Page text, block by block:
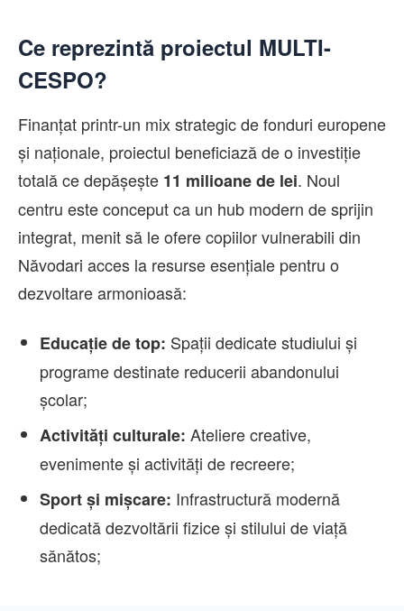
Ce reprezintă proiectul MULTI-
CESPO?
Finanțat printr-un mix strategic de fonduri europene
și naționale, proiectul beneficiază de o investiție
totală ce depășește 11 milioane de lei. Noul
centru este conceput ca un hub modern de sprijin
integrat, menit să le ofere copiilor vulnerabili din
Năvodari acces la resurse esențiale pentru o
dezvoltare armonioasă:
Educație de top: Spații dedicate studiului și
programe destinate reducerii abandonului
școlar;
Activități culturale: Ateliere creative,
evenimente și activități de recreere;
Sport și mișcare: Infrastructură modernă
dedicată dezvoltării fizice și stilului de viață
sănătos;